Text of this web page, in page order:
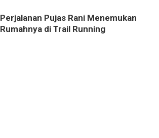
Perjalanan Pujas Rani Menemukan
Rumahnya di Trail Running